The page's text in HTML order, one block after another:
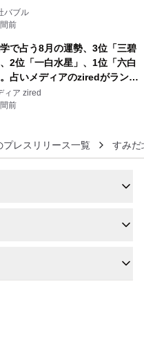
バブル
前
で占う8月の運勢、3位「三碧
2位「一白水星」、1位「六白
占いメディアのziredがランキ
表
ィア zired
前
プレスリリース一覧 すみだ